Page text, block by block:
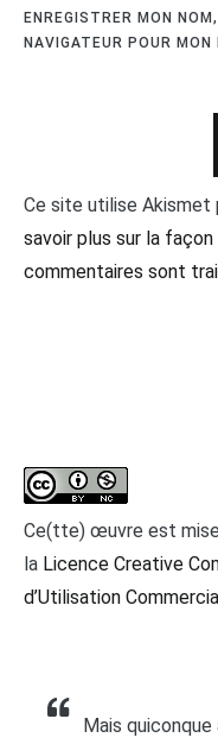
ENREGISTRER MON
NAVIGATEUR POUR
Ce site utilise Akismet
savoir plus sur la
commentaires sont
Ce(tte) œuvre est
la Licence Creative
d’Utilisation
Mais